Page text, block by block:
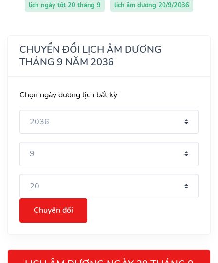
lịch ngày tốt 20 tháng 9
lịch âm dương 20/9/2036
CHUYỂN ĐỔI LỊCH ÂM DƯƠNG
THÁNG 9 NĂM 2036
Chọn ngày dương lịch bất kỳ
Chuyển đổi